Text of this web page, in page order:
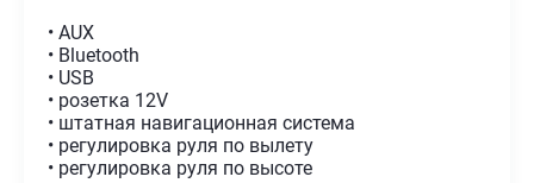
• AUX
• Bluetooth
• USB
• розетка 12V
• штатная навигационная система
• регулировка руля по вылету
• регулировка руля по высоте